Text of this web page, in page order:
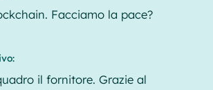
Facciamo la pace?
il fornitore. Grazie al